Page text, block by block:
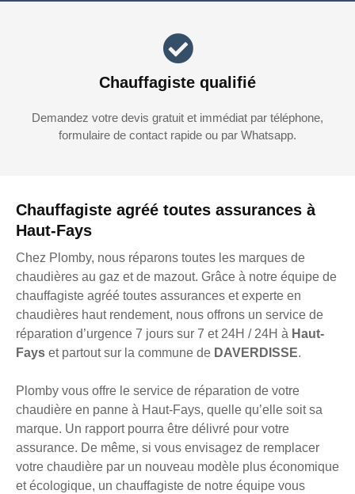
Chauffagiste agréé toutes assurances à
Haut-Fays
Chez Plomby, nous réparons toutes les marques de
chaudières au gaz et de mazout. Grâce à notre équipe de
chauffagiste agréé toutes assurances et experte en
chaudières haut rendement, nous offrons un service de
réparation d’urgence 7 jours sur 7 et 24H / 24H à Haut-
Fays et partout sur la commune de DAVERDISSE.
Plomby vous offre le service de réparation de votre
chaudière en panne à Haut-Fays, quelle qu’elle soit sa
marque. Un rapport pourra être délivré pour votre
assurance. De même, si vous envisagez de remplacer
votre chaudière par un nouveau modèle plus économique
et écologique, un chauffagiste de notre équipe vous
Chauffagiste qualifié
Demandez votre devis gratuit et immédiat par téléphone,
formulaire de contact rapide ou par Whatsapp.